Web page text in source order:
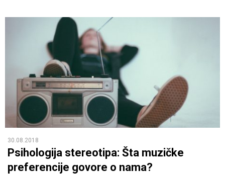
30.08.2018
Psihologija stereotipa: Šta muzičke
preferencije govore o nama?